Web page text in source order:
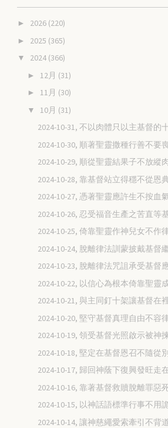
► 2026 (220)
► 2025 (365)
▼ 2024 (366)
► 12月 (31)
► 11月 (30)
▼ 10月 (31)
2024-10-31, 不以肉體只以主基督的
2024-10-30, 順著聖靈撒種行善不要
2024-10-29, 順從聖靈結果子不放縱
2024-10-28, 靠基督站立得穩不從恩
2024-10-27, 憑著聖靈應許生不按血
2024-10-26, 忍受福音生產之苦直等
2024-10-25, 倚靠聖靈作神兒女不作
2024-10-24, 脫離律法訓蒙披戴基督
2024-10-23, 脫離律法咒詛承受基督
2024-10-22, 以信心為根本倚靠聖靈
2024-10-21, 與主同釘十架讓基督在
2024-10-20, 堅守基督真理自由不容
2024-10-19, 領受基督光照啟示被神
2024-10-18, 堅定在基督恩召不隨從
2024-10-17, 歸回神蔭下復興發旺走
2024-10-16, 靠著基督救贖脫離罪惡
2024-10-15, 以神話語標準行事不用
2024-10-14, 讓神慈繩愛索牽引不背